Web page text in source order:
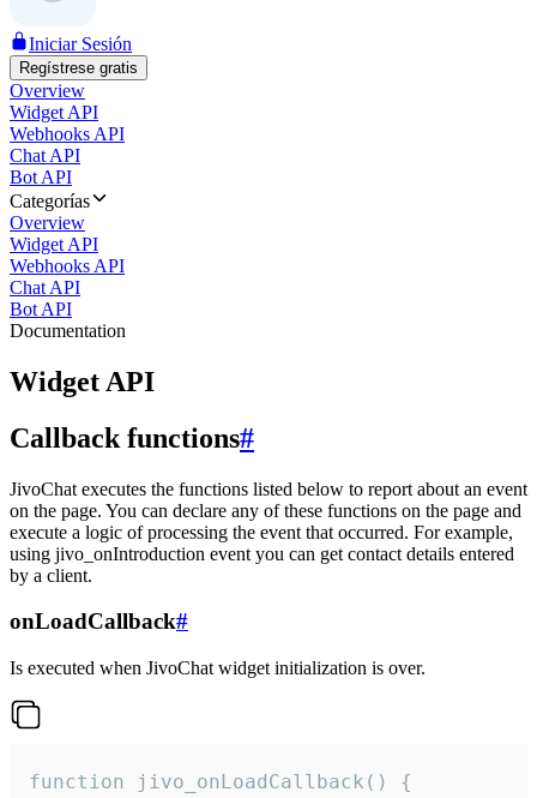
Iniciar Sesión
Regístrese gratis
Overview
Widget API
Webhooks API
Chat API
Bot API
Categorías
Overview
Widget API
Webhooks API
Chat API
Bot API
Documentation
Widget API
Callback functions#
JivoChat executes the functions listed below to report about an event
on the page. You can declare any of these functions on the page and
execute a logic of processing the event that occurred. For example,
using jivo_onIntroduction event you can get contact details entered
by a client.
onLoadCallback#
Is executed when JivoChat widget initialization is over.
function jivo_onLoadCallback() {